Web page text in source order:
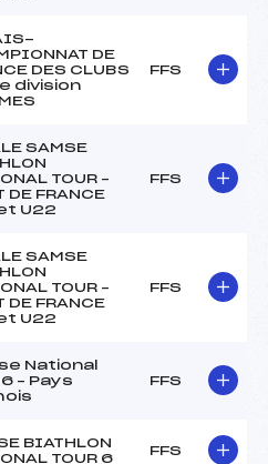
DE
DES CLUBS
division
FFS
SAMSE
TOUR –
DE FRANCE
U22
FFS
SAMSE
TOUR –
DE FRANCE
U22
FFS
National
– Pays
FFS
BIATHLON
TOUR 6
FFS